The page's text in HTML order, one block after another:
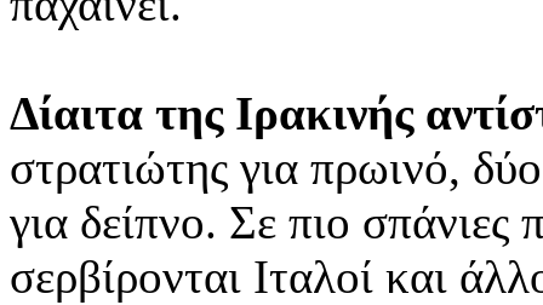
Δίαιτα της Ιρακινής
στρατιώτης για πρωινό,
για δείπνο. Σε πιο σπάνιες
σερβίρονται Ιταλοί και